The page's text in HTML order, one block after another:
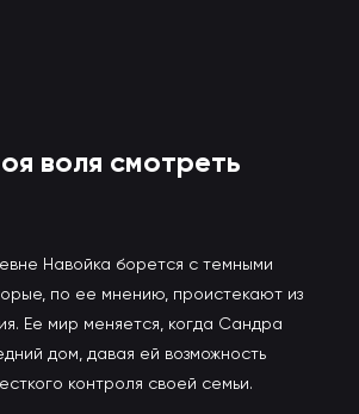
на другой сайт)
воля смотреть
Навойка борется с темными
по ее мнению, проистекают из
Ее мир меняется, когда Сандра
дом, давая ей возможность
контроля своей семьи.